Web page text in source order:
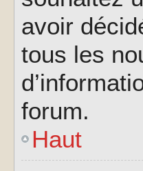
avoir
tous les
forum.
Haut